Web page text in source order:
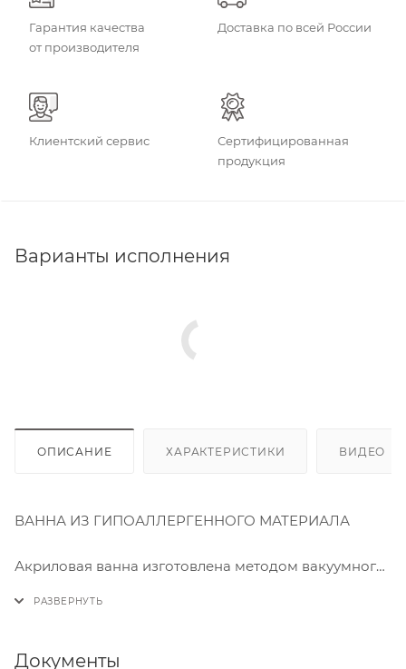
Гарантия качества
от производителя
Доставка по всей России
Клиентский сервис
Сертифицированная
продукция
Варианты исполнения
ОПИСАНИЕ ХАРАКТЕРИСТИКИ ВИДЕО
ВАННА ИЗ ГИПОАЛЛЕРГЕННОГО МАТЕРИАЛА
Акриловая ванна изготовлена методом вакуумного
прочность и долговечность. Приятная на ощупь,
Документы